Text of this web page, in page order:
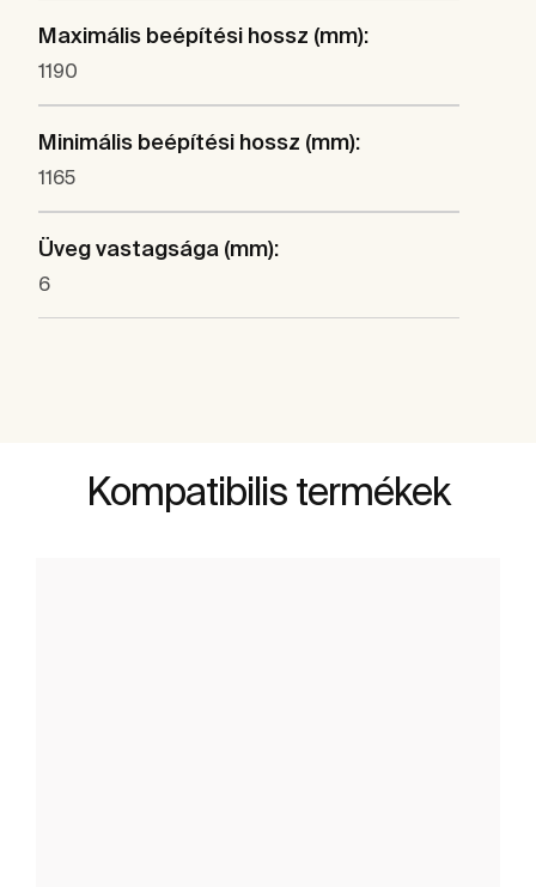
Maximális beépítési hossz (mm):
1190
Minimális beépítési hossz (mm):
1165
Üveg vastagsága (mm):
6
Kompatibilis termékek